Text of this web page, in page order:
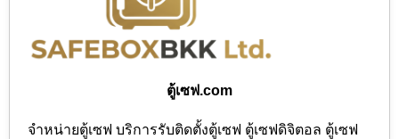
ตู้เซฟ.com
จำหน่ายตู้เซฟ บริการรับติดตั้งตู้เซฟ ตู้เซฟดิจิตอล ตู้เซฟ